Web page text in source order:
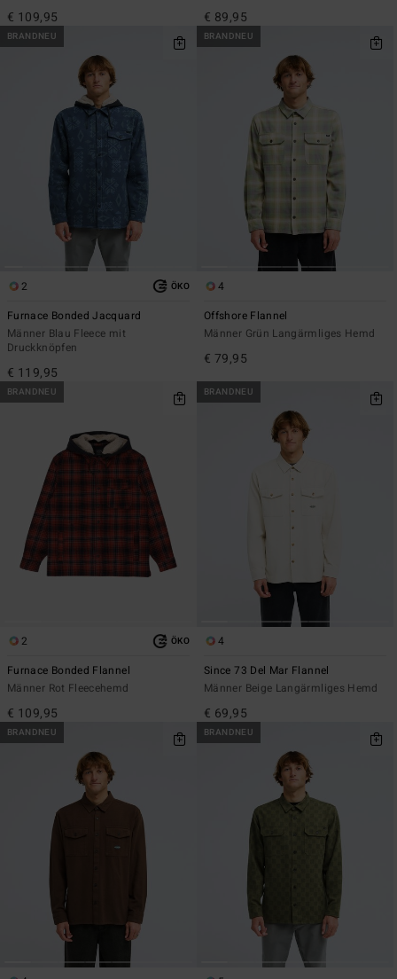
€ 109,95 € 89,95
BRANDNEU
2 ÖKO
Furnace Bonded Jacquard
Männer Blau Fleece mit
Druckknöpfen
€ 119,95
BRANDNEU
4
Offshore Flannel
Männer Grün Langärmliges Hemd
€ 79,95
BRANDNEU
2 ÖKO
Furnace Bonded Flannel
Männer Rot Fleecehemd
€ 109,95
BRANDNEU
4
Since 73 Del Mar Flannel
Männer Beige Langärmliges Hemd
€ 69,95
BRANDNEU BRANDNEU